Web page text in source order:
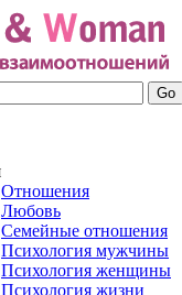
Go
Отношения
Любовь
Семейные отношения
Психология мужчины
Психология женщины
Психология жизни